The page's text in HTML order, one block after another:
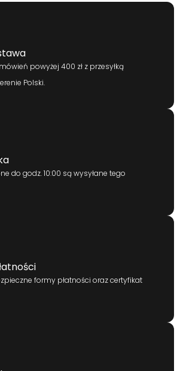
powyżej 400 zł z przesyłką
Polski.
do godz. 10:00 są wysyłane tego
formy płatności oraz certyfikat